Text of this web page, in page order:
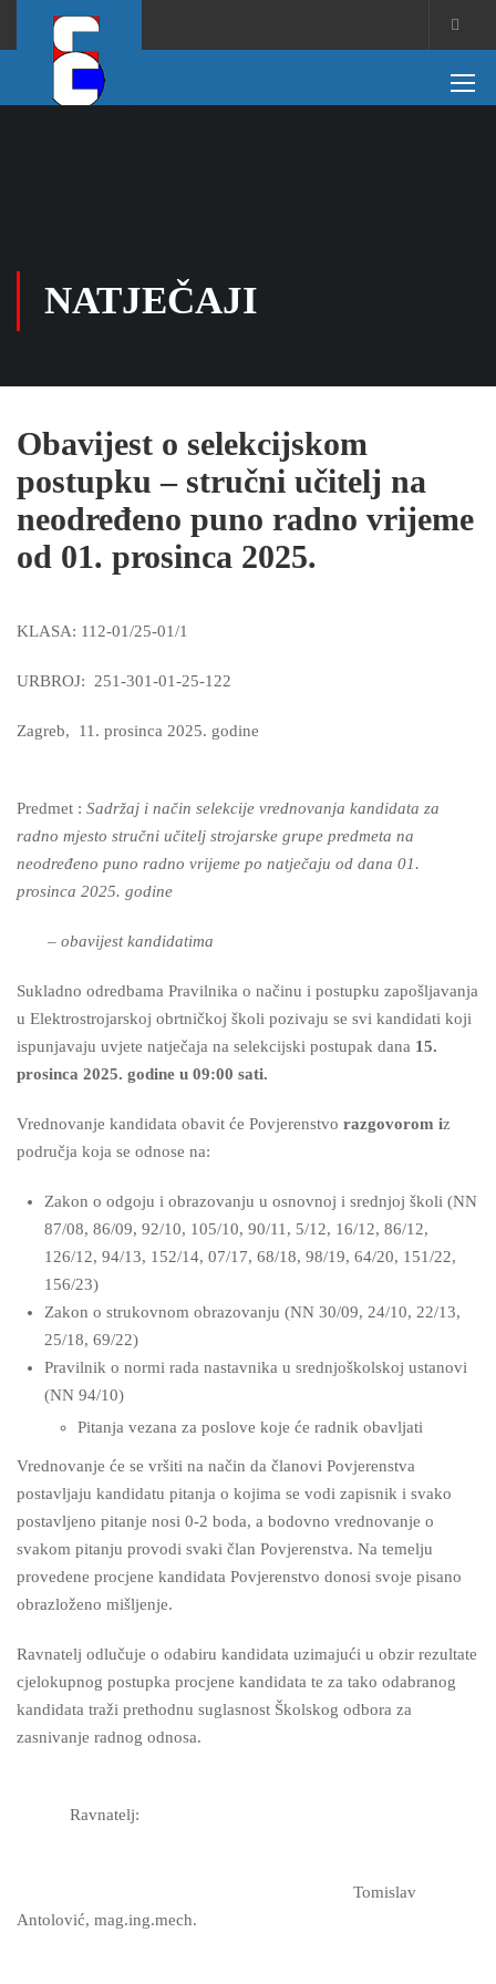
NATJEČAJI
Obavijest o selekcijskom
postupku – stručni učitelj na
neodređeno puno radno vrijeme
od 01. prosinca 2025.
KLASA: 112-01/25-01/1
URBROJ: 251-301-01-25-122
Zagreb, 11. prosinca 2025. godine
Predmet : Sadržaj i način selekcije vrednovanja kandidata za
radno mjesto stručni učitelj strojarske grupe predmeta na
neodređeno puno radno vrijeme po natječaju od dana 01.
prosinca 2025. godine
– obavijest kandidatima
Sukladno odredbama Pravilnika o načinu i postupku zapošljavanja
u Elektrostrojarskoj obrtničkoj školi pozivaju se svi kandidati koji
ispunjavaju uvjete natječaja na selekcijski postupak dana 15.
prosinca 2025. godine u 09:00 sati.
Vrednovanje kandidata obavit će Povjerenstvo razgovorom iz
područja koja se odnose na:
Zakon o odgoju i obrazovanju u osnovnoj i srednjoj školi (NN
87/08, 86/09, 92/10, 105/10, 90/11, 5/12, 16/12, 86/12,
126/12, 94/13, 152/14, 07/17, 68/18, 98/19, 64/20, 151/22,
156/23)
Zakon o strukovnom obrazovanju (NN 30/09, 24/10, 22/13,
25/18, 69/22)
Pravilnik o normi rada nastavnika u srednjoškolskoj ustanovi
(NN 94/10)
Pitanja vezana za poslove koje će radnik obavljati
Vrednovanje će se vršiti na način da članovi Povjerenstva
postavljaju kandidatu pitanja o kojima se vodi zapisnik i svako
postavljeno pitanje nosi 0-2 boda, a bodovno vrednovanje o
svakom pitanju provodi svaki član Povjerenstva. Na temelju
provedene procjene kandidata Povjerenstvo donosi svoje pisano
obrazloženo mišljenje.
Ravnatelj odlučuje o odabiru kandidata uzimajući u obzir rezultate
cjelokupnog postupka procjene kandidata te za tako odabranog
kandidata traži prethodnu suglasnost Školskog odbora za
zasnivanje radnog odnosa.
Ravnatelj:
Tomislav
Antolović, mag.ing.mech.